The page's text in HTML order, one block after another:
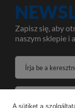
Zapisz się, aby
naszym sklepie i
Írja be a
A sütiket a